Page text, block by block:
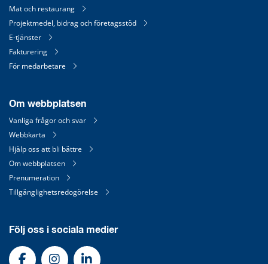
Mat och restaurang
Projektmedel, bidrag och företagsstöd
E-tjänster
Fakturering
För medarbetare
Om webbplatsen
Vanliga frågor och svar
Webbkarta
Hjälp oss att bli bättre
Om webbplatsen
Prenumeration
Tillgänglighetsredogörelse
Följ oss i sociala medier